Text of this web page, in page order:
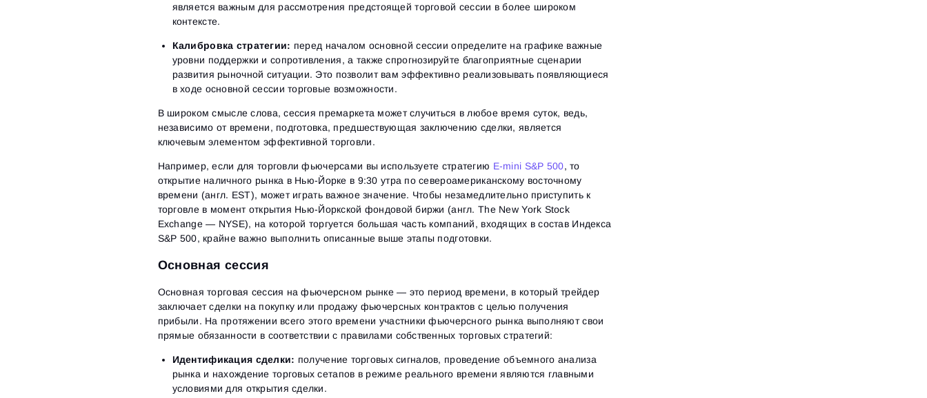
является важным для рассмотрения предстоящей торговой сессии в более широком
контексте.
Калибровка стратегии: перед началом основной сессии определите на графике важные
уровни поддержки и сопротивления, а также спрогнозируйте благоприятные сценарии
развития рыночной ситуации. Это позволит вам эффективно реализовывать появляющиеся
в ходе основной сессии торговые возможности.
В широком смысле слова, сессия премаркета может случиться в любое время суток, ведь,
независимо от времени, подготовка, предшествующая заключению сделки, является
ключевым элементом эффективной торговли.
Например, если для торговли фьючерсами вы используете стратегию E-mini S&P 500, то
открытие наличного рынка в Нью-Йорке в 9:30 утра по североамериканскому восточному
времени (англ. EST), может играть важное значение. Чтобы незамедлительно приступить к
торговле в момент открытия Нью-Йоркской фондовой биржи (англ. The New York Stock
Exchange — NYSE), на которой торгуется большая часть компаний, входящих в состав Индекса
S&P 500, крайне важно выполнить описанные выше этапы подготовки.
Основная сессия
Основная торговая сессия на фьючерсном рынке — это период времени, в который трейдер
заключает сделки на покупку или продажу фьючерсных контрактов с целью получения
прибыли. На протяжении всего этого времени участники фьючерсного рынка выполняют свои
прямые обязанности в соответствии с правилами собственных торговых стратегий:
Идентификация сделки: получение торговых сигналов, проведение объемного анализа
рынка и нахождение торговых сетапов в режиме реального времени являются главными
условиями для открытия сделки.
Вход
Регистрация